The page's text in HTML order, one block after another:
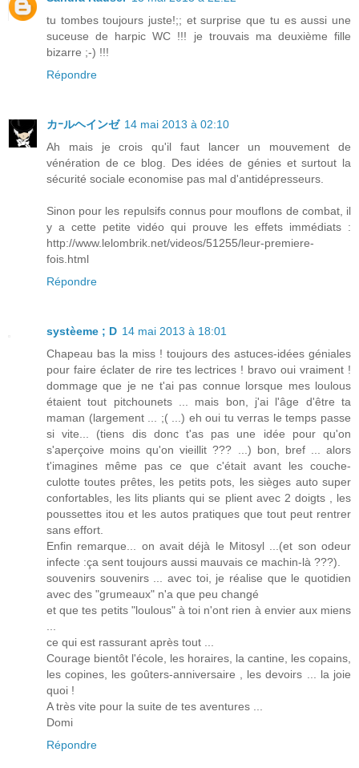
tu tombes toujours juste!;; et surprise que tu es aussi une
suceuse de harpic WC !!! je trouvais ma deuxième fille
bizarre ;-) !!!
Répondre
カｰルヘインゼ 14 mai 2013 à 02:10
Ah mais je crois qu'il faut lancer un mouvement de
vénération de ce blog. Des idées de génies et surtout la
sécurité sociale economise pas mal d'antidépresseurs.
Sinon pour les repulsifs connus pour mouflons de combat, il
y a cette petite vidéo qui prouve les effets immédiats :
http://www.lelombrik.net/videos/51255/leur-premiere-
fois.html
Répondre
systèeme ; D 14 mai 2013 à 18:01
Chapeau bas la miss ! toujours des astuces-idées géniales
pour faire éclater de rire tes lectrices ! bravo oui vraiment !
dommage que je ne t'ai pas connue lorsque mes loulous
étaient tout pitchounets ... mais bon, j'ai l'âge d'être ta
maman (largement ... ;( ...) eh oui tu verras le temps passe
si vite... (tiens dis donc t'as pas une idée pour qu'on
s'aperçoive moins qu'on vieillit ??? ...) bon, bref ... alors
t'imagines même pas ce que c'était avant les couche-
culotte toutes prêtes, les petits pots, les sièges auto super
confortables, les lits pliants qui se plient avec 2 doigts , les
poussettes itou et les autos pratiques que tout peut rentrer
sans effort.
Enfin remarque... on avait déjà le Mitosyl ...(et son odeur
infecte :ça sent toujours aussi mauvais ce machin-là ???).
souvenirs souvenirs ... avec toi, je réalise que le quotidien
avec des "grumeaux" n'a que peu changé
et que tes petits "loulous" à toi n'ont rien à envier aux miens
...
ce qui est rassurant après tout ...
Courage bientôt l'école, les horaires, la cantine, les copains,
les copines, les goûters-anniversaire , les devoirs ... la joie
quoi !
A très vite pour la suite de tes aventures ...
Domi
Répondre